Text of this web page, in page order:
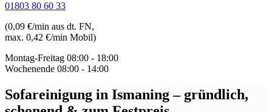
01803 80 60 33
(0,09 €/min aus dt. FN,
max. 0,42 €/min Mobil)
Montag-Freitag 08:00 - 18:00
Wochenende 08:00 - 14:00
Sofareinigung in Ismaning– gründlich,